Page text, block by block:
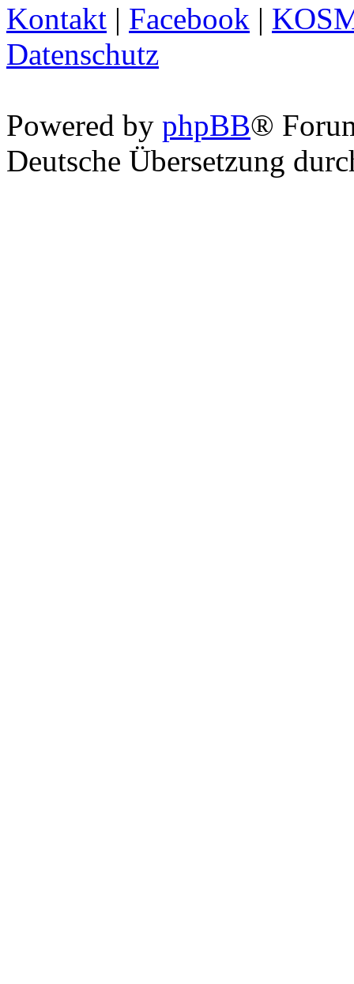
Kontakt | Facebook |
Datenschutz
Powered by phpBB®
Deutsche Übersetzung